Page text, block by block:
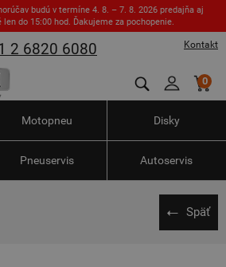
budú v termíne 4. 8. – 7. 8. 2026 predajňa aj
do 15:00 hod. Ďakujeme za pochopenie.
Kontakt
2 6820 6080
0
Motopneu Disky
Pneuservis Autoservis
Späť